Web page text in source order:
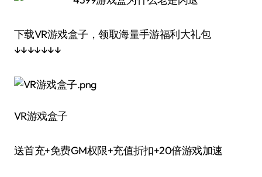
下载VR游戏盒子，领取海量手游福利大礼包
↓↓↓↓↓↓↓
VR游戏盒子
送首充+免费GM权限+充值折扣+20倍游戏加速